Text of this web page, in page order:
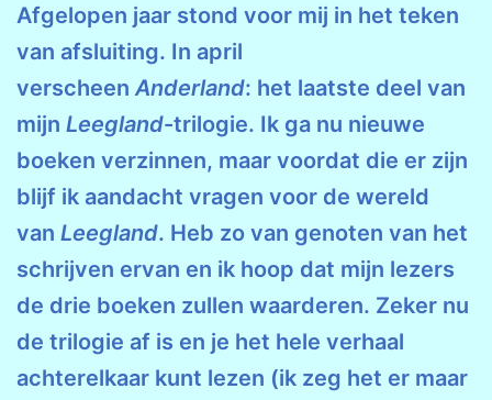
Afgelopen jaar stond voor mij in het teken
van afsluiting. In april
verscheenAnderland: het laatste deel van
mijn Leegland-trilogie. Ik ga nu nieuwe
boeken verzinnen, maar voordat die er zijn
blijf ik aandacht vragen voor de wereld
van Leegland. Heb zo van genoten van het
schrijven ervan en ik hoop dat mijn lezers
de drie boeken zullen waarderen. Zeker nu
de trilogie af is en je het hele verhaal
achterelkaar kunt lezen (ik zeg het er maar